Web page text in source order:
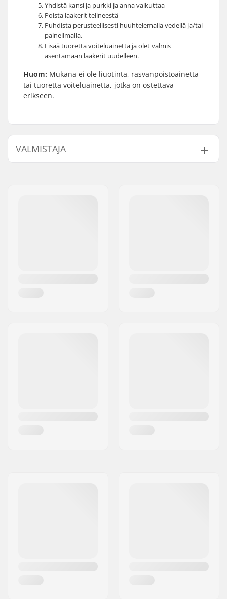
Yhdistä kansi ja purkki ja anna vaikuttaa
Poista laakerit telineestä
Puhdista perusteellisesti huuhtelemalla vedellä ja/tai
paineilmalla.
Lisää tuoretta voiteluainetta ja olet valmis
asentamaan laakerit uudelleen.
Huom: Mukana ei ole liuotinta, rasvanpoistoainetta
tai tuoretta voiteluainetta, jotka on ostettava
erikseen.
VALMISTAJA